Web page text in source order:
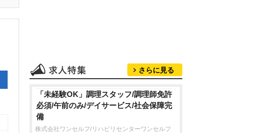
さらに見る
「未経験OK」調理スタッフ/調理師免許
必須/午前のみ/デイサービス/社会保障完
備
株式会社ワンセルフ/リハビリセンターワンセルフ